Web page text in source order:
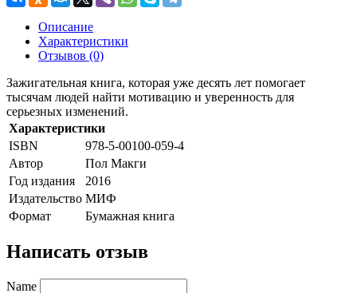
Описание
Характеристики
Отзывов (0)
Зажигательная книга, которая уже десять лет помогает
тысячам людей найти мотивацию и уверенность для
серьезных изменений.
Характеристики
ISBN
978-5-00100-059-4
Автор
Пол Макги
Год издания
2016
Издательство МИФ
Формат
Бумажная книга
Написать отзыв
Name